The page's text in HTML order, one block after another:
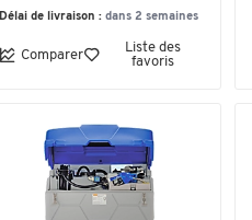
Délai de livraison : dans 2 semaines
Comparer
Liste des
favoris